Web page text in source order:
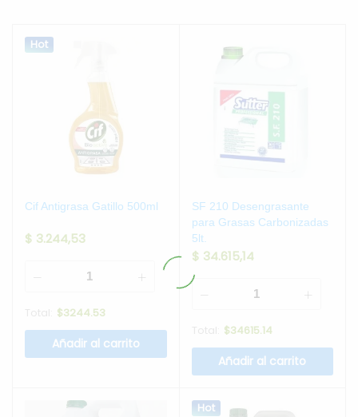
Hot
Cif Antigrasa Gatillo 500ml
$ 3.244,53
$3244.53
Añadir al carrito
SF 210 Desengrasante
para Grasas Carbonizadas
5lt.
$ 34.615,14
$34615.14
Añadir al carrito
Hot